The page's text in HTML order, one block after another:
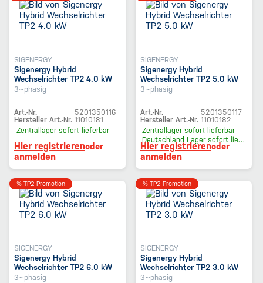
SIGENERGY
Sigenergy Hybrid
Wechselrichter TP2 4.0 kW
3~phasig
Art.-Nr.
5201350116
Hersteller Art.-Nr. 11010181
Zentrallager sofort lieferbar
Hier registrierenoder
anmelden
SIGENERGY
Sigenergy Hybrid
Wechselrichter TP2 5.0 kW
3~phasig
Art.-Nr.
5201350117
Hersteller Art.-Nr. 11010182
Zentrallager sofort lieferbar
Deutschland Lager sofort lieferbar
Hier registrierenoder
anmelden
% TP2 Promotion
SIGENERGY
Sigenergy Hybrid
Wechselrichter TP2 6.0 kW
3~phasig
% TP2 Promotion
SIGENERGY
Sigenergy Hybrid
Wechselrichter TP2 3.0 kW
3~phasig